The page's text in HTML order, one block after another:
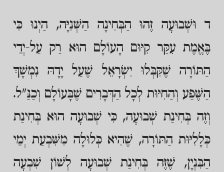
ד וּשְׁבוּעָה זֶהוּ הַבְּחִינָה הַשְּׁנִיָּה, הַיְנוּ כִּי
בֶּאֱמֶת עִקַּר קִיּוּם הָעוֹלָם הוּא רַק עַל-יְדֵי
הַתּוֹרָה שֶׁקִּבְּלוּ יִשְׂרָאֵל שֶׁעַל יָדָהּ נִמְשָׁךְ
הַשֶּׁפַע וְהַחִיּוּת לְכָל הַדְּבָרִים שֶׁבָּעוֹלָם וְכַנַּ"ל.
וְזֶה בְּחִינַת שְׁבוּעָה, כִּי שְׁבוּעָה הוּא בְּחִינַת
כְּלָלִיּוּת הַתּוֹרָה, שֶׁהִיא כְּלוּלָה מִשִּׁבְעַת יְמֵי
הַבִּנְיָן, שֶׁזֶּה בְּחִינַת שְׁבוּעָה לְשׁוֹן שִׁבְעָה